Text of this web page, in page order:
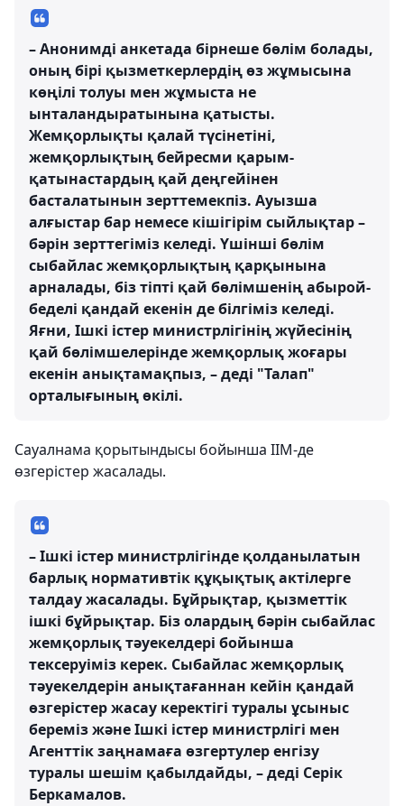
– Анонимді анкетада бірнеше бөлім болады,
оның бірі қызметкерлердің өз жұмысына
көңілі толуы мен жұмыста не
ынталандыратынына қатысты.
Жемқорлықты қалай түсінетіні,
жемқорлықтың бейресми қарым-
қатынастардың қай деңгейінен
басталатынын зерттемекпіз. Ауызша
алғыстар бар немесе кішігірім сыйлықтар –
бәрін зерттегіміз келеді. Үшінші бөлім
сыбайлас жемқорлықтың қарқынына
арналады, біз тіпті қай бөлімшенің абырой-
беделі қандай екенін де білгіміз келеді.
Яғни, Ішкі істер министрлігінің жүйесінің
қай бөлімшелерінде жемқорлық жоғары
екенін анықтамақпыз, – деді "Талап"
орталығының өкілі.
Сауалнама қорытындысы бойынша ІІМ-де
өзгерістер жасалады.
– Ішкі істер министрлігінде қолданылатын
барлық нормативтік құқықтық актілерге
талдау жасалады. Бұйрықтар, қызметтік
ішкі бұйрықтар. Біз олардың бәрін сыбайлас
жемқорлық тәуекелдері бойынша
тексеруіміз керек. Сыбайлас жемқорлық
тәуекелдерін анықтағаннан кейін қандай
өзгерістер жасау керектігі туралы ұсыныс
береміз және Ішкі істер министрлігі мен
Агенттік заңнамаға өзгертулер енгізу
туралы шешім қабылдайды, – деді Серік
Беркамалов.